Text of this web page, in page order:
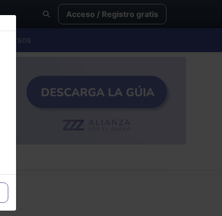
Acceso / Registro gratis
Cursos